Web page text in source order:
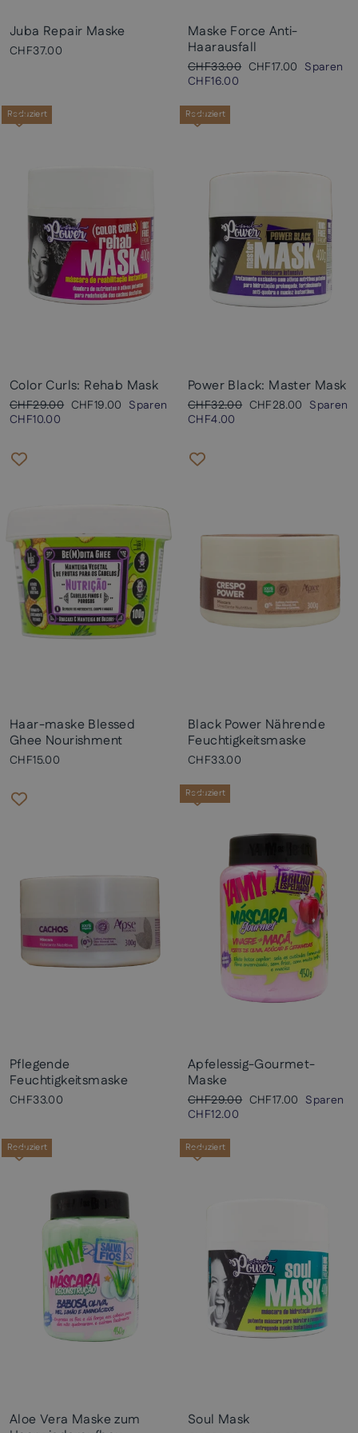
Juba Repair Maske
CHF37.00
Maske Force Anti-
Haarausfall
Normaler
Preis
CHF33.00 Sonderpreis
CHF17.00 Sparen
CHF16.00
Reduziert
Color Curls: Rehab Mask
Normaler
Preis
CHF29.00 Sonderpreis
CHF19.00 Sparen
CHF10.00
Reduziert
Power Black: Master Mask
Normaler
Preis
CHF32.00 Sonderpreis
CHF28.00 Sparen
CHF4.00
Haar-maske Blessed
Ghee Nourishment
CHF15.00
Black Power Nährende
Feuchtigkeitsmaske
CHF33.00
Pflegende
Feuchtigkeitsmaske
CHF33.00
Reduziert
Apfelessig-Gourmet-
Maske
Normaler
Preis
CHF29.00 Sonderpreis
CHF17.00 Sparen
CHF12.00
Reduziert
Aloe Vera Maske zum
Reduziert
Soul Mask